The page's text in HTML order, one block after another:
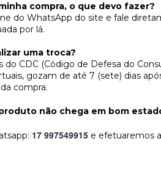
compra, o que devo fazer?
do WhatsApp do site e fale
por lá.
uma troca?
CDC (Código de Defesa do
gozam de até 7 (sete) dias
compra.
não chega em bom
17 997549915 e efetuaremos